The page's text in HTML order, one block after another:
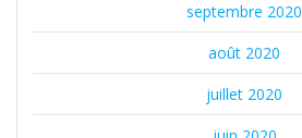
septembre 2020
août 2020
juillet 2020